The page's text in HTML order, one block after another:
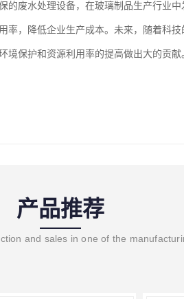
的废水处理设备，在玻璃制品生产行业
率，降低企业生产成本。未来，随着科
境保护和资源利用率的提高做出大的贡献
产品推荐
and sales in one of the